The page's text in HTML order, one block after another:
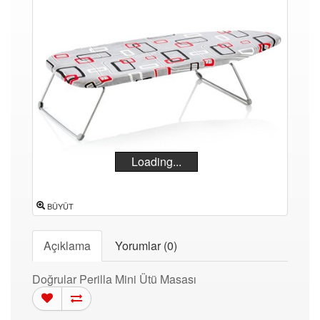
Loading...
BÜYÜT
Açıklama Yorumlar (0)
Doğrular Perilla Mini Ütü Masası